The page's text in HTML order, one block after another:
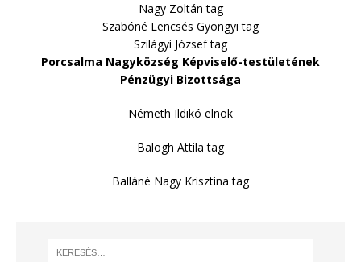
Nagy Zoltán tag
Szabóné Lencsés Gyöngyi tag
Szilágyi József tag
Porcsalma Nagyközség Képviselő-testületének
Pénzügyi Bizottsága
Németh Ildikó elnök
Balogh Attila tag
Balláné Nagy Krisztina tag